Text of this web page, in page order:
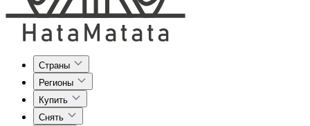
Страны
Регионы
Купить
Снять